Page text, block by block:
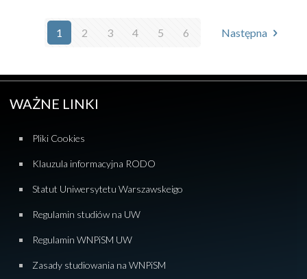
1 2 3 4 5 6 Następna
WAŻNE LINKI
Pliki Cookies
Klauzula informacyjna RODO
Statut Uniwersytetu Warszawskeigo
Regulamin studiów na UW
Regulamin WNPiSM UW
Zasady studiowania na WNPiSM